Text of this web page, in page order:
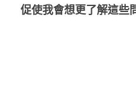
促使我會想更了解這些